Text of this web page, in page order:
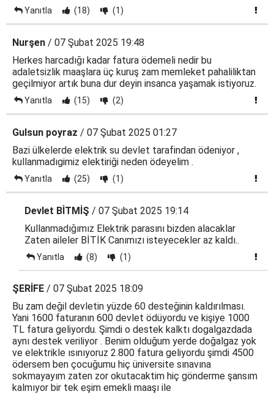
Yanıtla (18) (1)
Nurşen / 07 Şubat 2025 19:48
Herkes harcadığı kadar fatura ödemeli nedir bu
adaletsizlik maaşlara üç kuruş zam memleket pahaliliktan
geçilmiyor artık buna dur deyin insanca yaşamak istiyoruz.
Yanıtla (15) (2)
Gulsun poyraz / 07 Şubat 2025 01:27
Bazi ülkelerde elektrik su devlet tarafindan ödeniyor ,
kullanmadıgimiz elektiriği neden ödeyelim .
Yanıtla (25) (1)
Devlet BİTMİŞ / 07 Şubat 2025 19:14
Kullanmadığımız Elektrik parasını bizden alacaklar
Zaten aileler BİTİK Canımızı isteyecekler az kaldı..
Yanıtla (8) (1)
ŞERİFE / 07 Şubat 2025 18:09
Bu zam değil devletin yüzde 60 desteğinin kaldırılması.
Yani 1600 faturanın 600 devlet ödüyordu ve kişiye 1000
TL fatura geliyordu. Şimdi o destek kalktı dogalgazdada
aynı destek veriliyor . Benim olduğum yerde doğalgaz yok
ve elektrikle ısınıyoruz 2.800 fatura geliyordu şimdi 4500
ödersem ben çocuğumu hiç üniversite sınavına
sokmayayım zaten zor okutacaktim hiç gönderme şansım
kalmıyor bir tek eşim emekli maaşı ile